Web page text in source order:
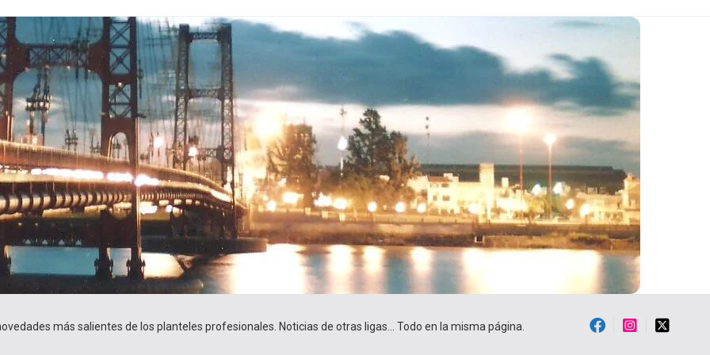
más salientes de los planteles profesionales. Noticias de otras ligas… Todo en la misma página.